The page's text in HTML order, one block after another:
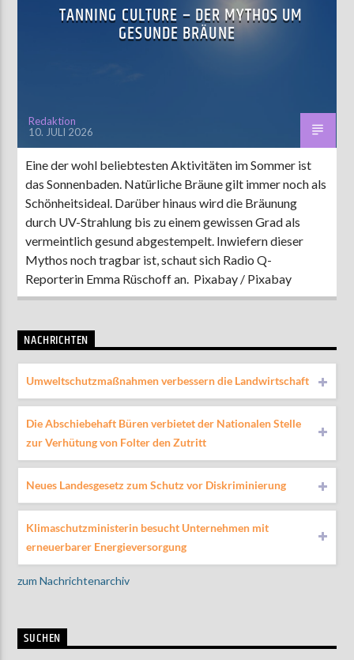
TANNING CULTURE – DER MYTHOS UM
GESUNDE BRÄUNE
Redaktion
10. JULI 2026
Eine der wohl beliebtesten Aktivitäten im Sommer ist
das Sonnenbaden. Natürliche Bräune gilt immer noch als
Schönheitsideal. Darüber hinaus wird die Bräunung
durch UV-Strahlung bis zu einem gewissen Grad als
vermeintlich gesund abgestempelt. Inwiefern dieser
Mythos noch tragbar ist, schaut sich Radio Q-
Reporterin Emma Rüschoff an. Pixabay / Pixabay
NACHRICHTEN
Umweltschutzmaßnahmen verbessern die Landwirtschaft
Die Abschiebehaft Büren verbietet der Nationalen Stelle
zur Verhütung von Folter den Zutritt
Neues Landesgesetz zum Schutz vor Diskriminierung
Klimaschutzministerin besucht Unternehmen mit
erneuerbarer Energieversorgung
zum Nachrichtenarchiv
SUCHEN